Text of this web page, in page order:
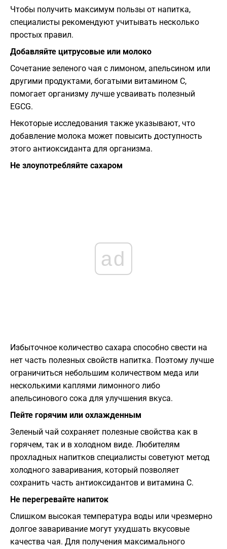
Чтобы получить максимум пользы от напитка,
специалисты рекомендуют учитывать несколько
простых правил.
Добавляйте цитрусовые или молоко
Сочетание зеленого чая с лимоном, апельсином или
другими продуктами, богатыми витамином С,
помогает организму лучше усваивать полезный
EGCG.
Некоторые исследования также указывают, что
добавление молока может повысить доступность
этого антиоксиданта для организма.
Не злоупотребляйте сахаром
ad
Избыточное количество сахара способно свести на
нет часть полезных свойств напитка. Поэтому лучше
ограничиться небольшим количеством меда или
несколькими каплями лимонного либо
апельсинового сока для улучшения вкуса.
Пейте горячим или охлажденным
Зеленый чай сохраняет полезные свойства как в
горячем, так и в холодном виде. Любителям
прохладных напитков специалисты советуют метод
холодного заваривания, который позволяет
сохранить часть антиоксидантов и витамина С.
Не перегревайте напиток
Слишком высокая температура воды или чрезмерно
долгое заваривание могут ухудшать вкусовые
качества чая. Для получения максимального